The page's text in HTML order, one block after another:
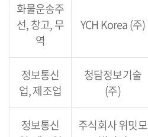
화물운송주
선, 창고, 무
역
YCH Korea (주)
정보통신
업, 제조업
청담정보기술
(주)
정보통신
주식회사 위밋모